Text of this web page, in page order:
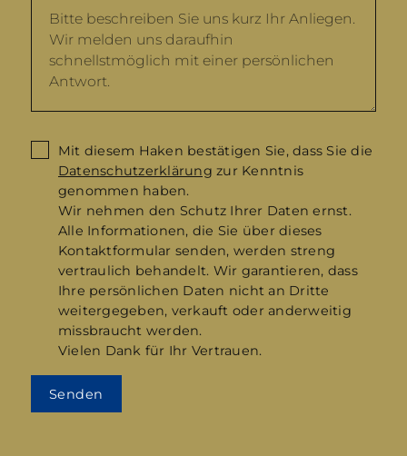
Mit diesem Haken bestätigen Sie, dass Sie die
Datenschutzerklärung zur Kenntnis
genommen haben.
Wir nehmen den Schutz Ihrer Daten ernst.
Alle Informationen, die Sie über dieses
Kontaktformular senden, werden streng
vertraulich behandelt. Wir garantieren, dass
Ihre persönlichen Daten nicht an Dritte
weitergegeben, verkauft oder anderweitig
missbraucht werden.
Vielen Dank für Ihr Vertrauen.
Senden